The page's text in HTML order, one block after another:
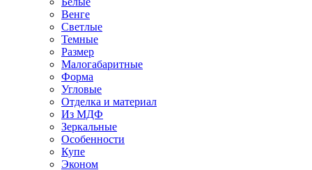
Венге
Светлые
Темные
Размер
Малогабаритные
Форма
Угловые
Отделка и материал
Из МДФ
Зеркальные
Особенности
Купе
Эконом